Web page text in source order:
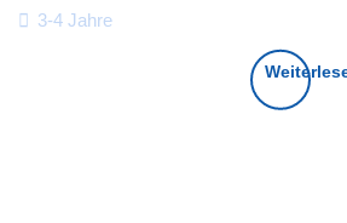
3-4 Jahre